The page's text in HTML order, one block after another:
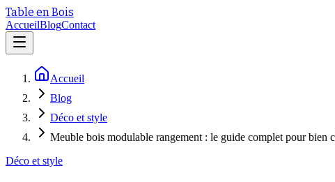
Table en Bois
AccueilBlogContact
Accueil
Blog
Déco et style
Meuble bois modulable rangement : le guide complet pour bien
Déco et style